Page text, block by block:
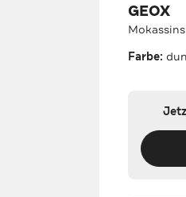
GEOX
Farbe: